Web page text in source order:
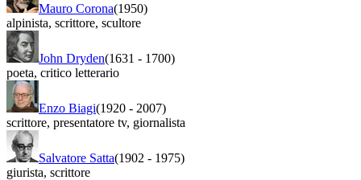
Mauro Corona(1950)
alpinista, scrittore, scultore
John Dryden(1631 - 1700)
poeta, critico letterario
Enzo Biagi(1920 - 2007)
scrittore, presentatore tv, giornalista
Salvatore Satta(1902 - 1975)
giurista, scrittore